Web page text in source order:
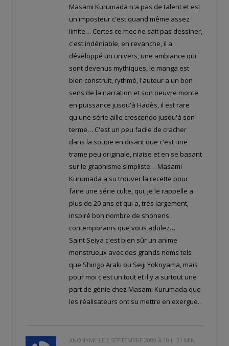
Masami Kurumada n'a pas de talent et est
un imposteur c'est quand même assez
limite… Certes ce mec ne sait pas dessiner,
c'est indéniable, en revanche, il a
développé un univers, une ambiance qui
sont devenus mythiques, le manga est
bien construit, rythmé, l'auteur a un bon
sens de la narration et son oeuvre monte
en puissance jusqu'à Hadès, il est rare
qu'une série aille crescendo jusqu'à son
terme… C'est un peu facile de cracher
dans la soupe en disant que c'est une
trame peu originale, niaise et en se basant
sur le graphisme simpliste… Masami
Kurumada a su trouver la recette pour
faire une série culte, qui, je le rappelle a
plus de 20 ans et qui a, très largement,
inspiré bon nombre de shonens
contemporains que vous adulez…
Saint Seiya c'est bien sûr un anime
monstrueux avec des grands noms tels
que Shingo Araki ou Seiji Yokoyama, mais
pour moi c'est un tout et il y a surtout une
part de génie chez Masami Kurumada que
les réalisateurs ont su mettre en exergue..
ANONYME LE 2 SEPTEMBRE 2009 À 10 H 31 MIN